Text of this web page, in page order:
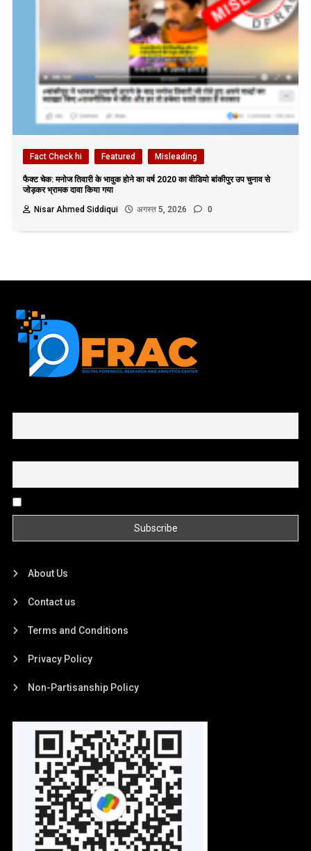
Fact Check hi Featured Misleading
फैक्ट चेक: मनोज तिवारी के भावुक होने का वर्ष 2020 का वीडियो बांकीपुर उप चुनाव से
जोड़कर भ्रामक दावा किया गया
Nisar Ahmed Siddiqui
अगस्त 5, 2026 0
About Us
Contact us
Terms and Conditions
Privacy Policy
Non-Partisanship Policy